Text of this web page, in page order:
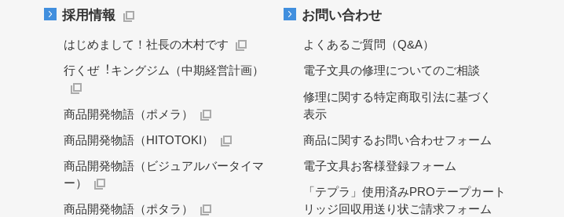
採用情報
はじめまして！社長の木村です
行くぜ︕キングジム（中期経営計画）
商品開発物語（ポメラ）
商品開発物語（HITOTOKI）
商品開発物語（ビジュアルバータイマ
ー）
商品開発物語（ポタラ）
お問い合わせ
よくあるご質問（Q&A）
電子文具の修理についてのご相談
修理に関する特定商取引法に基づく
表示
商品に関するお問い合わせフォーム
電子文具お客様登録フォーム
「テプラ」使用済みPROテープカート
リッジ回収用送り状ご請求フォーム